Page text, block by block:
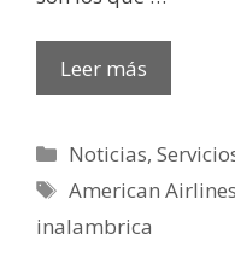
Leer más
Categorías
Noticias,
Etiquetas
American Airlines
inalambrica